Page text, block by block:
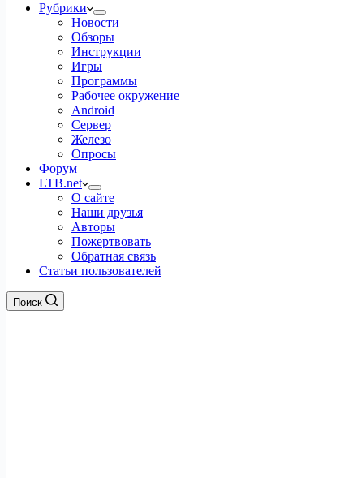
Рубрики
Новости
Обзоры
Инструкции
Игры
Программы
Рабочее окружение
Android
Сервер
Железо
Опросы
Форум
LTB.net
О сайте
Наши друзья
Авторы
Пожертвовать
Обратная связь
Статьи пользователей
Поиск